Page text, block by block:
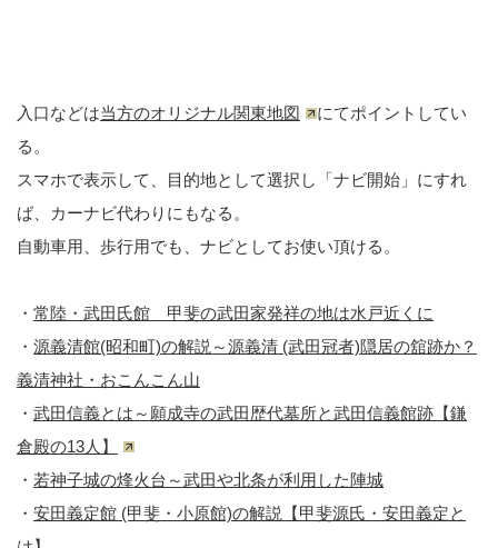
入口などは当方のオリジナル関東地図
にてポイントしてい
る。
スマホで表示して、目的地として選択し「ナビ開始」にすれ
ば、カーナビ代わりにもなる。
自動車用、歩行用でも、ナビとしてお使い頂ける。
・ 常陸・武田氏館 甲斐の武田家発祥の地は水戸近くに
・ 源義清館(昭和町)の解説～源義清 (武田冠者)隠居の舘跡か？
義清神社・おこんこん山
・ 武田信義とは～願成寺の武田歴代墓所と武田信義館跡【鎌
倉殿の13人】
・ 若神子城の烽火台～武田や北条が利用した陣城
・ 安田義定館 (甲斐・小原館)の解説【甲斐源氏・安田義定と